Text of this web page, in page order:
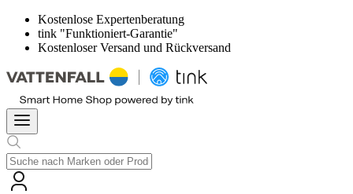
Kostenlose Expertenberatung
tink "Funktioniert-Garantie"
Kostenloser Versand und Rückversand